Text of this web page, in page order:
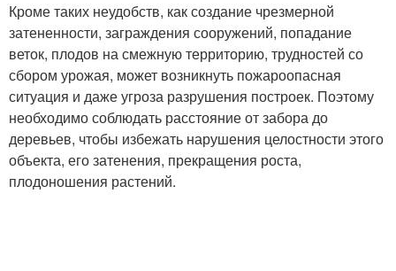
Кроме таких неудобств, как создание чрезмерной
затененности, заграждения сооружений, попадание
веток, плодов на смежную территорию, трудностей со
сбором урожая, может возникнуть пожароопасная
ситуация и даже угроза разрушения построек. Поэтому
необходимо соблюдать расстояние от забора до
деревьев, чтобы избежать нарушения целостности этого
объекта, его затенения, прекращения роста,
плодоношения растений.